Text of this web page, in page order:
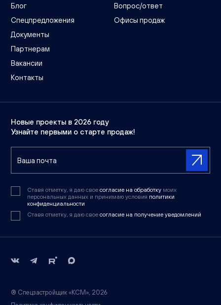
Блог
Спецпредложения
Документы
Партнерам
Вакансии
Контакты
Вопрос/ответ
Офисы продаж
Новые проекты в 2026 году
Узнайте первыми о старте продаж!
Ставя отметку, я даю свое согласие на обработку моих
персональных данных и принимаю условия политики
конфиденциальности
Ставя отметку, я даю свое согласие на получение уведомлений
® Спецзастройщик «КСМ», 2026